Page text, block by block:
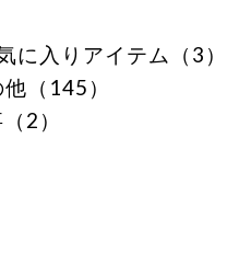
に入りアイテム（3）
（145）
2）